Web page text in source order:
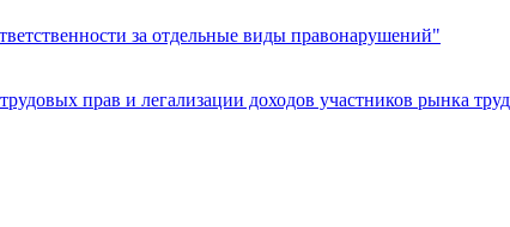
за отдельные виды правонарушений"
прав и легализации доходов участников рынка